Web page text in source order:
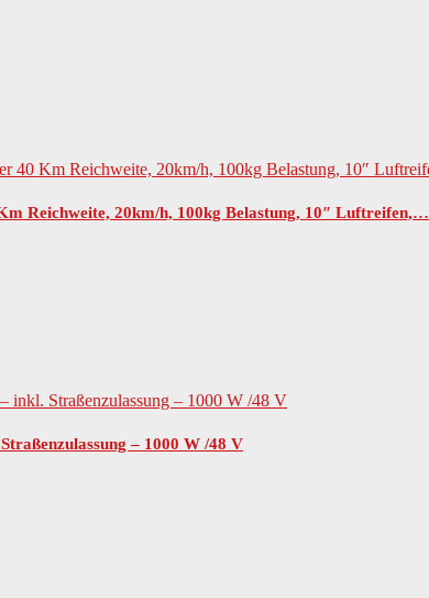
Reichweite, 20km/h, 100kg Belastung, 10″ Luftreifen,…
– 1000 W /48 V